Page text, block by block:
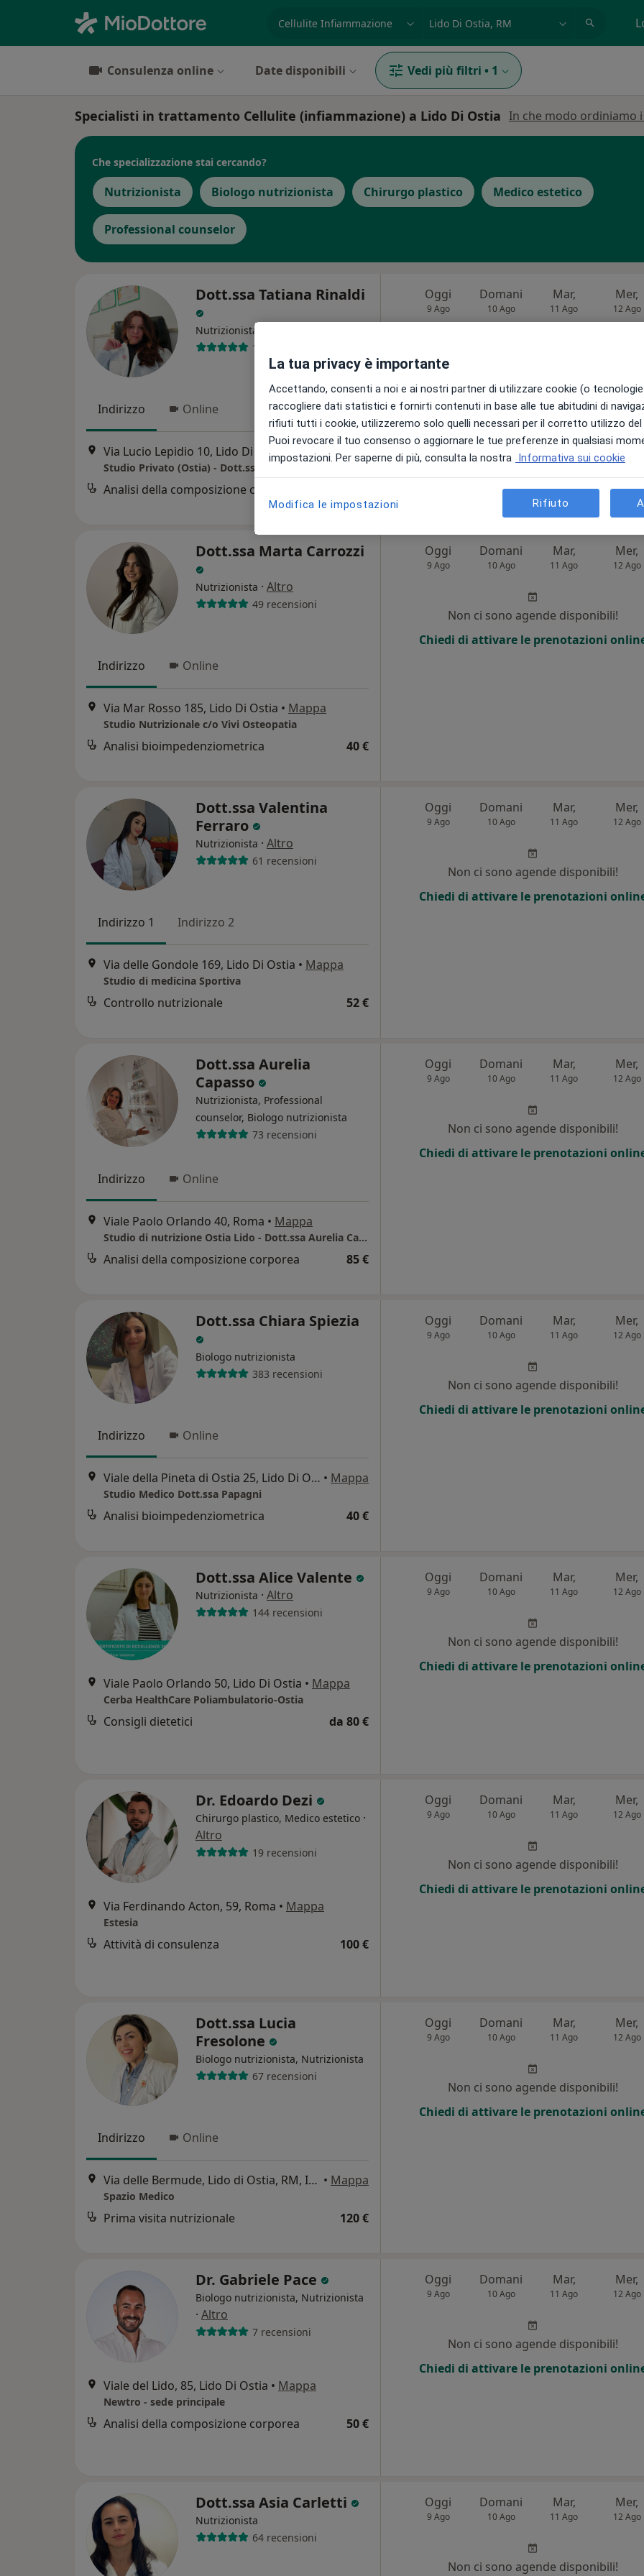
Consulenza online Date disponibili Vedi più filtri • 1
Specialisti in trattamento Cellulite (infiammazione) a Lido Di Ostia In che modo ordiniamo
Che specializzazione stai cercando?
Nutrizionista Biologo nutrizionista Chirurgo plastico Medico estetico
Professional counselor
Dott.ssa Tatiana Rinaldi
Nutrizionista
126 recensioni
Indirizzo Online
Via Lucio Lepidio 10, Lido Di Ostia Mappa
Studio Privato (Ostia) - Dott.ssa Tatiana Rinaldi
Analisi della composizione corporea
Oggi
9 Ago
Domani
10 Ago
Mar,
11 Ago
Mer,
12 Ago
Non ci sono agende disponibili!
Chiedi di attivare le prenotazioni online
Dott.ssa Marta Carrozzi
Nutrizionista · Altro
49 recensioni
Indirizzo Online
Via Mar Rosso 185, Lido Di Ostia • Mappa
Studio Nutrizionale c/o Vivi Osteopatia
Analisi bioimpedenziometrica 40 €
Oggi
9 Ago
Domani
10 Ago
Mar,
11 Ago
Mer,
12 Ago
Non ci sono agende disponibili!
Chiedi di attivare le prenotazioni
Dott.ssa Valentina
Ferraro
Nutrizionista · Altro
61 recensioni
Indirizzo 1 Indirizzo 2
Via delle Gondole 169, Lido Di Ostia • Mappa
Studio di medicina Sportiva
Controllo nutrizionale 52 €
Oggi
9 Ago
Domani
10 Ago
Mar,
11 Ago
Mer,
12 Ago
Non ci sono agende disponibili!
Chiedi di attivare le prenotazioni
Dott.ssa Aurelia
Capasso
Nutrizionista, Professional
counselor, Biologo nutrizionista
73 recensioni
Indirizzo Online
Viale Paolo Orlando 40, Roma • Mappa
Studio di nutrizione Ostia Lido - Dott.ssa Aurelia Capasso
Analisi della composizione corporea 85 €
Oggi
9 Ago
Domani
10 Ago
Mar,
11 Ago
Mer,
12 Ago
Non ci sono agende disponibili!
Chiedi di attivare le prenotazioni
Dott.ssa Chiara Spiezia
Biologo nutrizionista
383 recensioni
Indirizzo Online
Viale della Pineta di Ostia 25, Lido Di Ostia • Mappa
Studio Medico Dott.ssa Papagni
Analisi bioimpedenziometrica 40 €
Oggi
9 Ago
Domani
10 Ago
Mar,
11 Ago
Mer,
12 Ago
Non ci sono agende disponibili!
Chiedi di attivare le prenotazioni
Dott.ssa Alice Valente
Nutrizionista · Altro
144 recensioni
Viale Paolo Orlando 50, Lido Di Ostia • Mappa
Cerba HealthCare Poliambulatorio-Ostia
Consigli dietetici da 80 €
Oggi
9 Ago
Domani
10 Ago
Mar,
11 Ago
Mer,
12 Ago
Non ci sono agende disponibili!
Chiedi di attivare le prenotazioni
Dr. Edoardo Dezi
Chirurgo plastico, Medico estetico ·
Altro
19 recensioni
Via Ferdinando Acton, 59, Roma • Mappa
Estesia
Attività di consulenza 100 €
Oggi
9 Ago
Domani
10 Ago
Mar,
11 Ago
Mer,
12 Ago
Non ci sono agende disponibili!
Chiedi di attivare le prenotazioni
Dott.ssa Lucia
Fresolone
Biologo nutrizionista, Nutrizionista
67 recensioni
Indirizzo Online
Via delle Bermude, Lido di Ostia, RM, Italia, Lido Di Ostia • Mappa
Spazio Medico
Prima visita nutrizionale 120 €
Oggi
9 Ago
Domani
10 Ago
Mar,
11 Ago
Mer,
12 Ago
Non ci sono agende disponibili!
Chiedi di attivare le prenotazioni
Dr. Gabriele Pace
Biologo nutrizionista, Nutrizionista
· Altro
7 recensioni
Viale del Lido, 85, Lido Di Ostia • Mappa
Newtro - sede principale
Analisi della composizione corporea 50 €
Oggi
9 Ago
Domani
10 Ago
Mar,
11 Ago
Mer,
12 Ago
Non ci sono agende disponibili!
Chiedi di attivare le prenotazioni
Dott.ssa Asia Carletti
Nutrizionista
64 recensioni
Oggi
9 Ago
Domani
10 Ago
Mar,
11 Ago
Mer,
12 Ago
Non ci sono agende disponibili!
La tua privacy è importante
Accettando, consenti a noi e ai nostri partner di utilizzare cookie (o
raccogliere dati statistici e fornirti contenuti in base alle tue abitudini di
rifiuti tutti i cookie, utilizzeremo solo quelli necessari per il corretto utilizzo
Puoi revocare il tuo consenso o aggiornare le tue preferenze in qualsiasi
impostazioni. Per saperne di più, consulta la nostra Informativa sui cookie
Modifica le impostazioni Rifiuto